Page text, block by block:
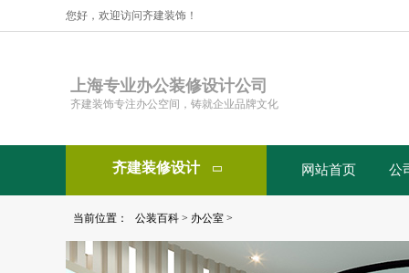
您好，欢迎访问齐建装饰！
上海专业办公装修设计公司
齐建装饰专注办公空间，铸就企业品牌文化
齐建装修设计  网站首页 公
当前位置： 公装百科 > 办公室 >